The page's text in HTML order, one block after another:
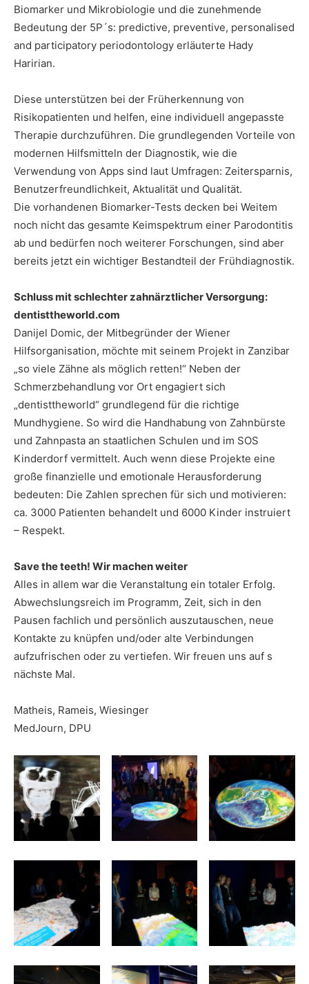
Biomarker und Mikrobiologie und die zunehmende
Bedeutung der 5P´s: predictive, preventive, personalised
and participatory periodontology erläuterte Hady
Haririan.
Diese unterstützen bei der Früherkennung von
Risikopatienten und helfen, eine individuell angepasste
Therapie durchzuführen. Die grundlegenden Vorteile von
modernen Hilfsmitteln der Diagnostik, wie die
Verwendung von Apps sind laut Umfragen: Zeitersparnis,
Benutzerfreundlichkeit, Aktualität und Qualität.
Die vorhandenen Biomarker-Tests decken bei Weitem
noch nicht das gesamte Keimspektrum einer Parodontitis
ab und bedürfen noch weiterer Forschungen, sind aber
bereits jetzt ein wichtiger Bestandteil der Frühdiagnostik.
Schluss mit schlechter zahnärztlicher Versorgung:
dentisttheworld.com
Danijel Domic, der Mitbegründer der Wiener
Hilfsorganisation, möchte mit seinem Projekt in Zanzibar
„so viele Zähne als möglich retten!“ Neben der
Schmerzbehandlung vor Ort engagiert sich
„dentisttheworld“ grundlegend für die richtige
Mundhygiene. So wird die Handhabung von Zahnbürste
und Zahnpasta an staatlichen Schulen und im SOS
Kinderdorf vermittelt. Auch wenn diese Projekte eine
große finanzielle und emotionale Herausforderung
bedeuten: Die Zahlen sprechen für sich und motivieren:
ca. 3000 Patienten behandelt und 6000 Kinder instruiert
– Respekt.
Save the teeth! Wir machen weiter
Alles in allem war die Veranstaltung ein totaler Erfolg.
Abwechslungsreich im Programm, Zeit, sich in den
Pausen fachlich und persönlich auszutauschen, neue
Kontakte zu knüpfen und/oder alte Verbindungen
aufzufrischen oder zu vertiefen. Wir freuen uns auf s
nächste Mal.
Matheis, Rameis, Wiesinger
MedJourn, DPU